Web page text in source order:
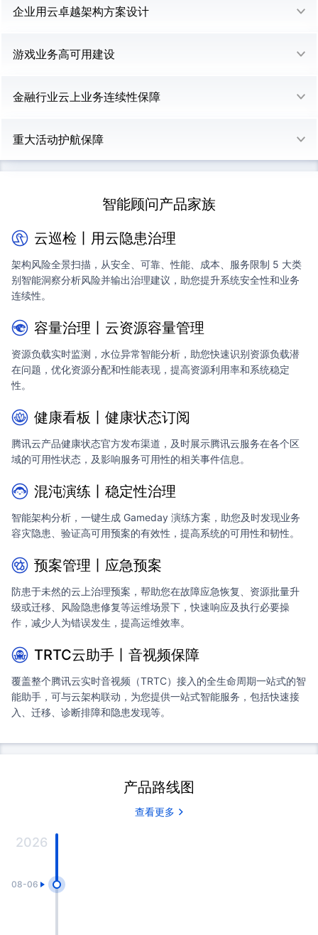
企业用云卓越架构方案设计
游戏业务高可用建设
金融行业云上业务连续性保障
重大活动护航保障
智能顾问产品家族
云巡检丨用云隐患治理
架构风险全景扫描，从安全、可靠、性能、成本、服务限制 5 大类
别智能洞察分析风险并输出治理建议，助您提升系统安全性和业务
连续性。
容量治理丨云资源容量管理
资源负载实时监测，水位异常智能分析，助您快速识别资源负载潜
在问题，优化资源分配和性能表现，提高资源利用率和系统稳定
性。
健康看板丨健康状态订阅
腾讯云产品健康状态官方发布渠道，及时展示腾讯云服务在各个区
域的可用性状态，及影响服务可用性的相关事件信息。
混沌演练丨稳定性治理
智能架构分析，一键生成 Gameday 演练方案，助您及时发现业务
容灾隐患、验证高可用预案的有效性，提高系统的可用性和韧性。
预案管理丨应急预案
防患于未然的云上治理预案，帮助您在故障应急恢复、资源批量升
级或迁移、风险隐患修复等运维场景下，快速响应及执行必要操
作，减少人为错误发生，提高运维效率。
TRTC云助手丨音视频保障
覆盖整个腾讯云实时音视频（TRTC）接入的全生命周期一站式的智
能助手，可与云架构联动，为您提供一站式智能服务，包括快速接
入、迁移、诊断排障和隐患发现等。
产品路线图
查看更多
2026
08-06